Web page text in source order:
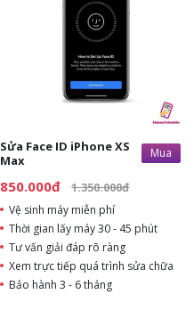
Sửa Face ID iPhone XS
Max
Mua
850.000đ 1.350.000đ
Vệ sinh máy miễn phí
Thời gian lấy máy 30 - 45 phút
Tư vấn giải đáp rõ ràng
Xem trực tiếp quá trình sửa chữa
Bảo hành 3 - 6 tháng